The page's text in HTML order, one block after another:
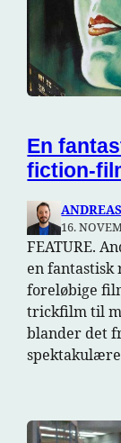
En
fiction-
16.
FEATURE.
en fantastisk
foreløbige
trickfilm til
blander det